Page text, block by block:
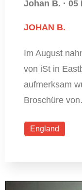
Johan B. · 05
JOHAN B.
Im August
von iSt in
aufmerksam
Broschüre
England